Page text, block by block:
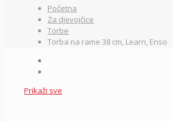
Početna
Za djevojčice
Torbe
Torba na rame 38 cm, Learn, Enso
Prikaži sve